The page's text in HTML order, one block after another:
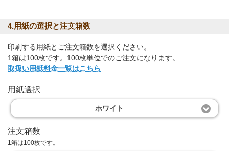
4.用紙の選択と注文箱数
印刷する用紙とご注文箱数を選択ください。
1箱は100枚です。100枚単位でのご注文になります。
取扱い用紙料金一覧はこちら
用紙選択
ホワイト
注文箱数
1箱は100枚です。